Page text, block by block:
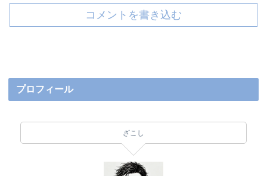
コメントを書き込む
プロフィール
ざこし